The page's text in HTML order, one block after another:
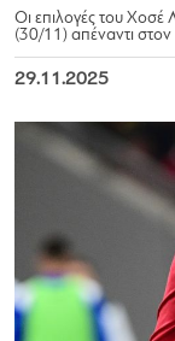
Οι επιλογές του Χοσέ
(30/11) απέναντι
29.11.2025